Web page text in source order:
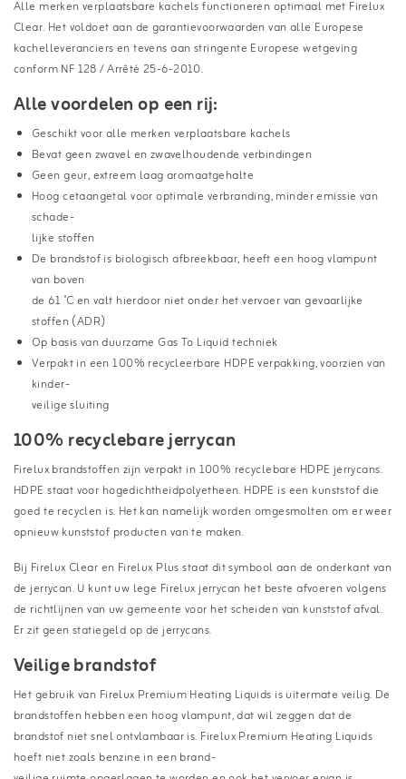
Alle merken verplaatsbare kachels functioneren optimaal met Firelux
Clear. Het voldoet aan de garantievoorwaarden van alle Europese
kachelleveranciers en tevens aan stringente Europese wetgeving
conform NF 128 / Arrêté 25-6-2010.
Alle voordelen op een rij:
Geschikt voor alle merken verplaatsbare kachels
Bevat geen zwavel en zwavelhoudende verbindingen
Geen geur, extreem laag aromaatgehalte
Hoog cetaangetal voor optimale verbranding, minder emissie van
schade-
lijke stoffen
De brandstof is biologisch afbreekbaar, heeft een hoog vlampunt
van boven
de 61 ˚C en valt hierdoor niet onder het vervoer van gevaarlijke
stoffen (ADR)
Op basis van duurzame Gas To Liquid techniek
Verpakt in een 100% recycleerbare HDPE verpakking, voorzien van
kinder-
veilige sluiting
100% recyclebare jerrycan
Firelux brandstoffen zijn verpakt in 100% recyclebare HDPE jerrycans.
HDPE staat voor hogedichtheidpolyetheen. HDPE is een kunststof die
goed te recyclen is. Het kan namelijk worden omgesmolten om er weer
opnieuw kunststof producten van te maken.
Bij Firelux Clear en Firelux Plus staat dit symbool aan de onderkant van
de jerrycan. U kunt uw lege Firelux jerrycan het beste afvoeren volgens
de richtlijnen van uw gemeente voor het scheiden van kunststof afval.
Er zit geen statiegeld op de jerrycans.
Veilige brandstof
Het gebruik van Firelux Premium Heating Liquids is uitermate veilig. De
brandstoffen hebben een hoog vlampunt, dat wil zeggen dat de
brandstof niet snel ontvlambaar is. Firelux Premium Heating Liquids
hoeft niet zoals benzine in een brand-